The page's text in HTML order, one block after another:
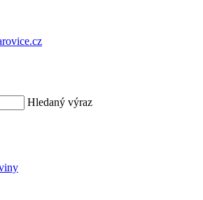
Hledaný výraz